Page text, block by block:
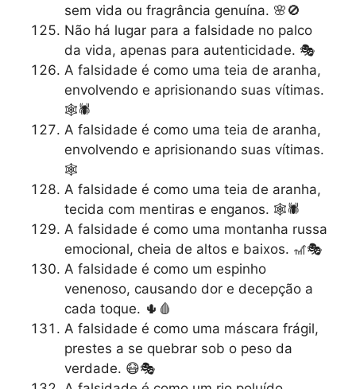
sem vida ou fragrância genuína. 🌸🚫
Não há lugar para a falsidade no palco
da vida, apenas para autenticidade. 🎭
A falsidade é como uma teia de aranha,
envolvendo e aprisionando suas vítimas.
🕸️🕷️
A falsidade é como uma teia de aranha,
envolvendo e aprisionando suas vítimas.
🕸️
A falsidade é como uma teia de aranha,
tecida com mentiras e enganos. 🕸️🕷️
A falsidade é como uma montanha russa
emocional, cheia de altos e baixos. 🎢🎭
A falsidade é como um espinho
venenoso, causando dor e decepção a
cada toque. 🌵🩸
A falsidade é como uma máscara frágil,
prestes a se quebrar sob o peso da
verdade. 😷🎭